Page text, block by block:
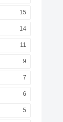
15
14
11
9
7
6
5